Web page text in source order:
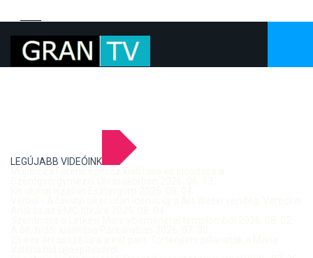
LEGÚJABB VIDEÓINK